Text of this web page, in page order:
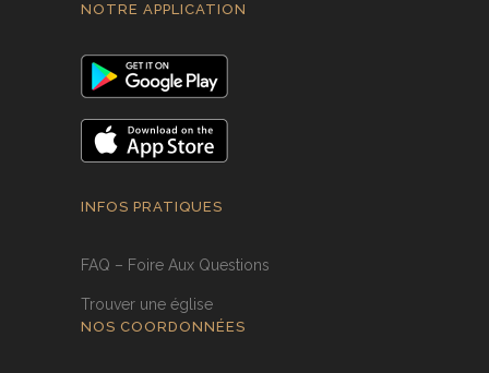
NOTRE APPLICATION
INFOS PRATIQUES
FAQ – Foire Aux Questions
Trouver une église
NOS COORDONNÉES